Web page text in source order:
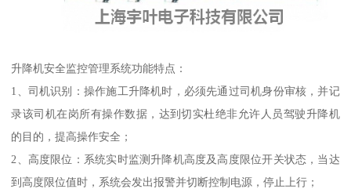
升降机安全监控管理系统功能特点：
1、司机识别：操作施工升降机时，必须先通过司机身份审核，并记
录该司机在岗所有操作数据，达到切实杜绝非允许人员驾驶升降机
的目的，提高操作安全；
2、高度限位：系统实时监测升降机高度及高度限位开关状态，当达
到高度限位值时，系统会发出报警并切断控制电源，停止上行；